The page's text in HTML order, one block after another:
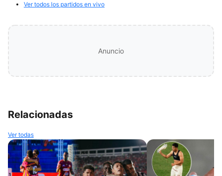
Ver todos los partidos en vivo
Anuncio
Relacionadas
Ver todas